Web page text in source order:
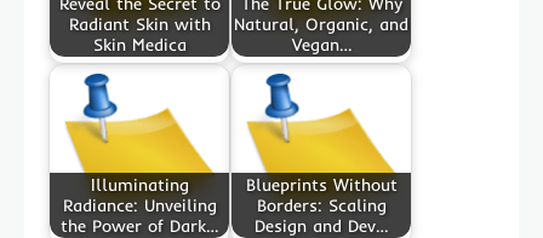
Radiant Skin with
Skin Medica
Natural, Organic, and
Vegan…
Illuminating
Radiance: Unveiling
the Power of Dark…
Blueprints Without
Borders: Scaling
Design and Dev…